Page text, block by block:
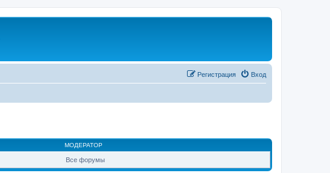
Вход
Регистрация
МОДЕРАТОР
Все форумы